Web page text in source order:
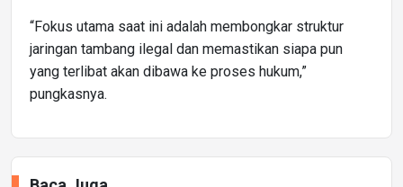
“Fokus utama saat ini adalah membongkar struktur
jaringan tambang ilegal dan memastikan siapa pun
yang terlibat akan dibawa ke proses hukum,”
pungkasnya.